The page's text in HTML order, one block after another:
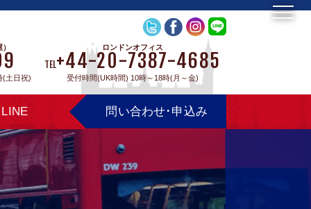
(土日祝)
ロンドンオフィス
TEL+44-20-7387-4685
受付時間(UK時間) 10時～18時(月～金)
LINE 問い合わせ･申込み